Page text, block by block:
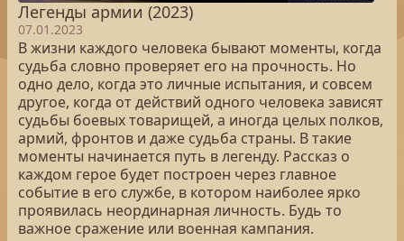
Легенды армии (2023)
07.01.2023
В жизни каждого человека бывают моменты, когда
судьба словно проверяет его на прочность. Но
одно дело, когда это личные испытания, и совсем
другое, когда от действий одного человека зависят
судьбы боевых товарищей, а иногда целых полков,
армий, фронтов и даже судьба страны. В такие
моменты начинается путь в легенду. Рассказ о
каждом герое будет построен через главное
событие в его службе, в котором наиболее ярко
проявилась неординарная личность. Будь то
важное сражение или военная кампания.